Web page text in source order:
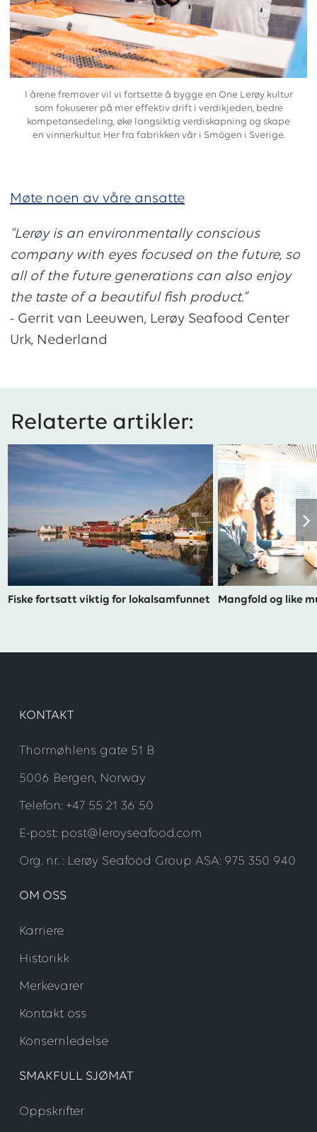
I årene fremover vil vi fortsette å bygge en One Lerøy kultur
som fokuserer på mer effektiv drift i verdikjeden, bedre
kompetansedeling, øke langsiktig verdiskapning og skape
en vinnerkultur. Her fra fabrikken vår i Smögen i Sverige.
Møte noen av våre ansatte
“Lerøy is an environmentally conscious
company with eyes focused on the future, so
all of the future generations can also enjoy
the taste of a beautiful fish product.”
- Gerrit van Leeuwen, Lerøy Seafood Center
Urk, Nederland
Relaterte artikler:
Fiske fortsatt viktig for lokalsamfunnet Mangfold og like
KONTAKT
Thormøhlens gate 51 B
5006 Bergen, Norway
Telefon: +47 55 21 36 50
E-post: post@leroyseafood.com
Org. nr. : Lerøy Seafood Group ASA: 975 350 940
OM OSS
Karriere
Historikk
Merkevarer
Kontakt oss
Konsernledelse
SMAKFULL SJØMAT
Oppskrifter